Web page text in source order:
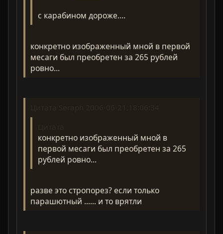
с карабином дороже....
конкретно изображенный мной в первой
месаги был преобретен за 265 рублей
ровно...
конкретно изображенный мной в
первой месаги был преобретен за 265
рублей ровно...
разве это стропорез? если только
парашютный ...... и то врятли